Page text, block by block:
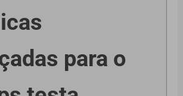
para o